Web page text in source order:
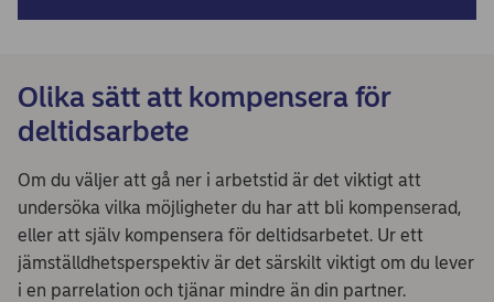
Olika sätt att kompensera för
deltidsarbete
Om du väljer att gå ner i arbetstid är det viktigt att
undersöka vilka möjligheter du har att bli kompenserad,
eller att själv kompensera för deltidsarbetet. Ur ett
jämställdhetsperspektiv är det särskilt viktigt om du lever
i en parrelation och tjänar mindre än din partner.